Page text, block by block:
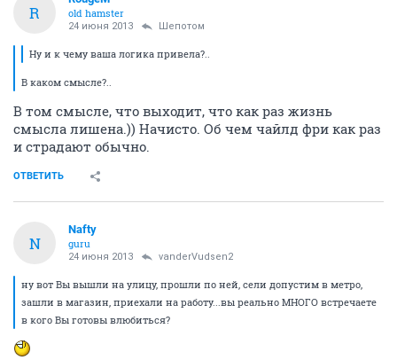
R
old hamster
24 июня 2013 Шепотом
Ну и к чему ваша логика привела?..
В каком смысле?..
В том смысле, что выходит, что как раз жизнь
смысла лишена.)) Начисто. Об чем чайлд фри как раз
и страдают обычно.
ОТВЕТИТЬ
N
Nafty
guru
24 июня 2013 vanderVudsen2
ну вот Вы вышли на улицу, прошли по ней, сели допустим в метро,
зашли в магазин, приехали на работу...вы реально МНОГО встречаете
в кого Вы готовы влюбиться?